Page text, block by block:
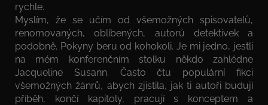
rychle.
Myslím, že se učím od všemožných spisovatelů,
renomovaných, oblíbených, autorů detektivek a
podobně. Pokyny beru od kohokoli. Je mi jedno, jestli
na mém konferenčním stolku někdo zahlédne
Jacqueline Susann. Často čtu populární fikci
všemožných žánrů, abych zjistila, jak ti autoři budují
příběh, končí kapitoly, pracují s konceptem a